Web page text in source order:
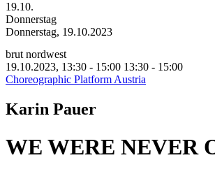
19.10.
Donnerstag
Donnerstag, 19.10.2023
brut nordwest
19.10.2023, 13:30 - 15:00 13:30 - 15:00
Choreographic Platform Austria
Karin Pauer
WE WERE NEVER